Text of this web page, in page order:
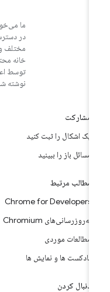
ما
در دسترس،
مختلف و
خانه
نوشته شده
مشارکت
یک اشکال را ثبت کنید
مسائل باز را ببینید
مطالب مرتبط
Chrome for Developers
به‌روزرسانی‌های Chromium
مطالعات موردی
پادکست ها و نمایش ها
دنبال کردن